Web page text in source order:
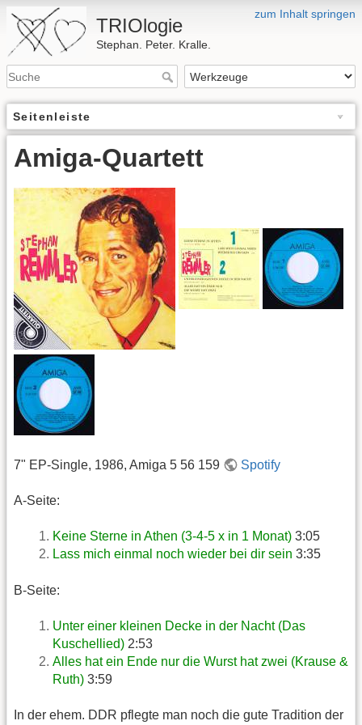
zum Inhalt springen
TRIOlogie
Stephan. Peter. Kralle.
Seitenleiste
Amiga-Quartett
7" EP-Single, 1986, Amiga 5 56 159 Spotify
A-Seite:
Keine Sterne in Athen (3-4-5 x in 1 Monat) 3:05
Lass mich einmal noch wieder bei dir sein 3:35
B-Seite:
Unter einer kleinen Decke in der Nacht (Das
Kuschellied) 2:53
Alles hat ein Ende nur die Wurst hat zwei (Krause &
Ruth) 3:59
In der ehem. DDR pflegte man noch die gute Tradition der